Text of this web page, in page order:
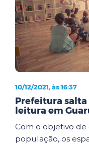
10/12/2021, às 16:37
Prefeitura salta
leitura em
Com o objetivo de
população, os